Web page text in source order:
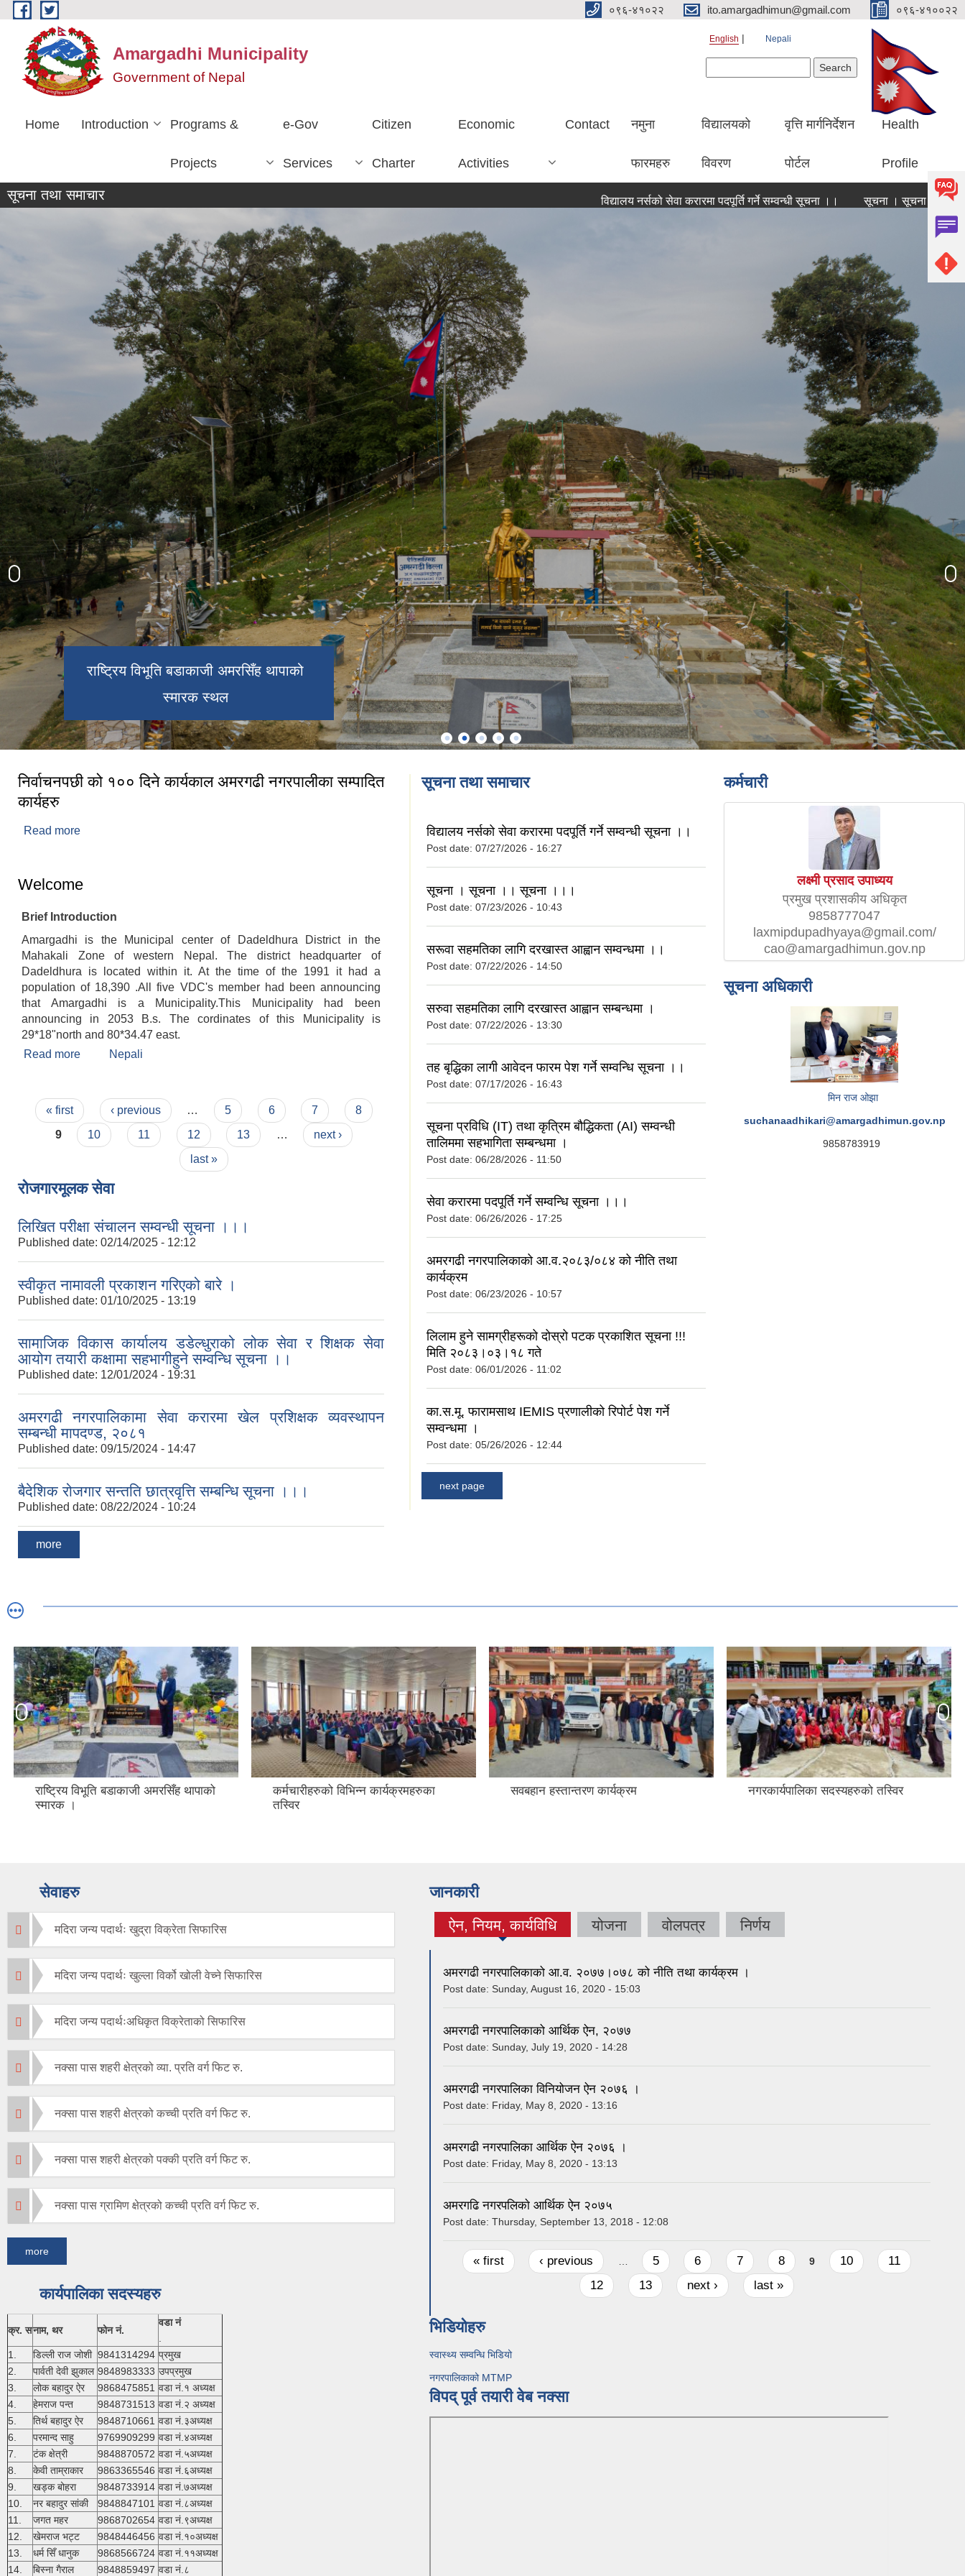
Skip to main content ०९६-४१०२२ ito.amargadhimun@gmail.com ०९६-४१००२२
Amargadhi Municipality
Government of Nepal
English Nepali
Home Introduction Programs &
Projects
e-Gov
Services
Citizen
Charter
Economic
Activities
Contact नमुना
फारमहरु
विद्यालयको
विवरण
वृत्ति मार्गनिर्देशन
पोर्टल
Health
Profile
सूचना तथा समाचार विद्यालय नर्सको सेवा करारमा पदपूर्ति गर्ने सम्वन्धी सूचना ।। सूचना । सूचना ।। सूचना ।।।
अमरगढीको प्राकृतिक दृश्य
राष्ट्रिय विभूति बडाकाजी अमरसिँह थापाको
स्मारक स्थल
उग्रतारा मन्दिर
घटाल थान प्राकृतिक दृश्य
अमरगढी नगरपालिकाको प्रशासनिक भवन
निर्वाचनपछी को १०० दिने कार्यकाल अमरगढी नगरपालीका सम्पादित
कार्यहरु
Read more
Welcome
Brief Introduction
Amargadhi is the Municipal center of Dadeldhura District in the
Mahakali Zone of western Nepal. The district headquarter of
Dadeldhura is located within it. At the time of the 1991 it had a
population of 18,390 .All five VDC's member had been announcing
that Amargadhi is a Municipality.This Municipality had been
announcing in 2053 B.s. The cordinates of this Municipality is
29*18"north and 80*34.47 east.
Read more about Welcome
Nepali
Pages
« first ‹ previous … 5 6 7
8
9
10 11 12 13 …
next ›
last »
रोजगारमूलक सेवा
लिखित परीक्षा संचालन सम्वन्धी सूचना ।।।
Published date: 02/14/2025 - 12:12
स्वीकृत नामावली प्रकाशन गरिएको बारे ।
Published date: 01/10/2025 - 13:19
सामाजिक विकास कार्यालय डडेल्धुराको लोक सेवा र शिक्षक सेवा
आयोग तयारी कक्षामा सहभागीहुने सम्वन्धि सूचना ।।
Published date: 12/01/2024 - 19:31
अमरगढी नगरपालिकामा सेवा करारमा खेल प्रशिक्षक व्यवस्थापन
सम्बन्धी मापदण्ड, २०८१
Published date: 09/15/2024 - 14:47
बैदेशिक रोजगार सन्तति छात्रवृत्ति सम्बन्धि सूचना ।।।
Published date: 08/22/2024 - 10:24
more
सूचना तथा समाचार
विद्यालय नर्सको सेवा करारमा पदपूर्ति गर्ने सम्वन्धी सूचना ।।
Post date: 07/27/2026 - 16:27
सूचना । सूचना ।। सूचना ।।।
Post date: 07/23/2026 - 10:43
सरूवा सहमतिका लागि दरखास्त आह्वान सम्वन्धमा ।।
Post date: 07/22/2026 - 14:50
सरुवा सहमतिका लागि दरखास्त आह्वान सम्बन्धमा ।
Post date: 07/22/2026 - 13:30
तह बृद्धिका लागी आवेदन फारम पेश गर्ने सम्वन्धि सूचना ।।
Post date: 07/17/2026 - 16:43
सूचना प्रविधि (IT) तथा कृत्रिम बौद्धिकता (AI) सम्वन्धी
तालिममा सहभागिता सम्बन्धमा ।
Post date: 06/28/2026 - 11:50
सेवा करारमा पदपूर्ति गर्ने सम्वन्धि सूचना ।।।
Post date: 06/26/2026 - 17:25
अमरगढी नगरपालिकाको आ.व.२०८३/०८४ को नीति तथा
कार्यक्रम
Post date: 06/23/2026 - 10:57
लिलाम हुने सामग्रीहरूको दोस्रो पटक प्रकाशित सूचना !!!
मिति २०८३।०३।१८ गते
Post date: 06/01/2026 - 11:02
का.स.मू. फारामसाथ IEMIS प्रणालीको रिपोर्ट पेश गर्ने
सम्वन्धमा ।
Post date: 05/26/2026 - 12:44
next page
कर्मचारी
लक्ष्मी प्रसाद उपाध्यय
प्रमुख प्रशासकीय अधिकृत
9858777047
laxmipdupadhyaya@gmail.com/
cao@amargadhimun.gov.np
सूचना अधिकारी
मिन राज ओझा
suchanaadhikari@amargadhimun.gov.np
9858783919
राष्ट्रिय विभूति बडाकाजी अमरसिँह थापाको
स्मारक ।
कर्मचारीहरुको विभिन्न कार्यक्रमहरुका
तस्विर
सवबहान हस्तान्तरण कार्यक्रम नगरकार्यपालिका सदस्यहरुको तस्विर
सेवाहरु
मदिरा जन्य पदार्थः खुद्रा विक्रेता सिफारिस
मदिरा जन्य पदार्थः खुल्ला विर्को खोली वेच्ने सिफारिस
मदिरा जन्य पदार्थःअधिकृत विक्रेताको सिफारिस
नक्सा पास शहरी क्षेत्रको व्या. प्रति वर्ग फिट रु.
नक्सा पास शहरी क्षेत्रको कच्ची प्रति वर्ग फिट रु.
नक्सा पास शहरी क्षेत्रको पक्की प्रति वर्ग फिट रु.
नक्सा पास ग्रामिण क्षेत्रको कच्ची प्रति वर्ग फिट रु.
more
कार्यपालिका सदस्यहरु
क्र. सनाम, थर फोन नं.
वडा नं
1.
डिल्ली राज जोशी 9841314294 प्रमुख
2.
पार्वती देवी झुकाल 9848983333 उपप्रमुख
3.
लोक बहादुर ऐर 9868475851 वडा नं.१ अध्यक्ष
4.
हेमराज पन्त 9848731513 वडा नं.२ अध्यक्ष
5.
तिर्थ बहादुर ऐर 9848710661 वडा नं.३अध्यक्ष
6.
परमान्द साहु 9769909299 वडा नं.४अध्यक्ष
7.
टंक क्षेत्री 9848870572 वडा नं.५अध्यक्ष
8.
केवी ताम्राकार 9863365546 वडा नं.६अध्यक्ष
9.
खड्क बोहरा 9848733914 वडा नं.७अध्यक्ष
10.
नर बहादुर सांकी 9848847101 वडा नं.८अध्यक्ष
11.
जगत महर 9868702654 वडा नं.९अध्यक्ष
12.
खेमराज भट्ट 9848446456 वडा नं.१०अध्यक्ष
13.
धर्म सिँ धानुक 9868566724 वडा नं.११अध्यक्ष
14.
बिस्ना गैराल 9848859497 वडा नं.८
जानकारी
ऐन, नियम, कार्यविधि
(active tab) योजना वोलपत्र निर्णय
अमरगढी नगरपालिकाको आ.व. २०७७।०७८ को नीति तथा कार्यक्रम ।
Post date: Sunday, August 16, 2020 - 15:03
अमरगढी नगरपालिकाको आर्थिक ऐन, २०७७
Post date: Sunday, July 19, 2020 - 14:28
अमरगढी नगरपालिका विनियोजन ऐन २०७६ ।
Post date: Friday, May 8, 2020 - 13:16
अमरगढी नगरपालिका आर्थिक ऐन २०७६ ।
Post date: Friday, May 8, 2020 - 13:13
अमरगढि नगरपलिकाे आर्थिक ऐन २०७५
Post date: Thursday, September 13, 2018 - 12:08
Pages
« first ‹ previous 5 6 7 8 9 10
11
12
13 next › last »
भिडियोहरु
स्वास्थ्य सम्वन्धि भिडियो
नगरपालिकाको MTMP
विपद् पूर्व तयारी वेब नक्सा